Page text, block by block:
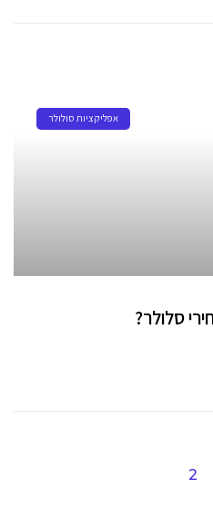
אפליקציות סולולר
סלולר?
2